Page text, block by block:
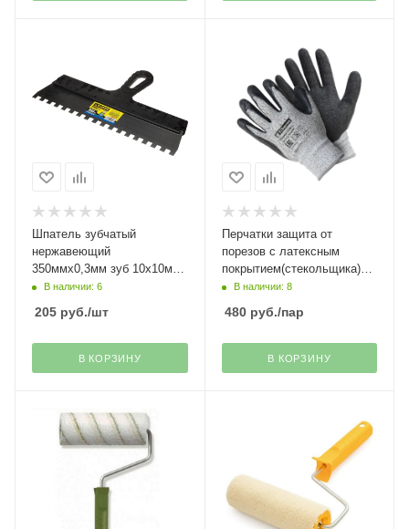
Шпатель зубчатый
нержавеющий
350ммх0,3мм зуб 10х10мм
Stayer
В наличии: 6
205 руб./шт
В КОРЗИНУ
Перчатки защита от
порезов с латексным
покрытием(стекольщика)
Гранит Fiberon
В наличии: 8
480руб./пар
В КОРЗИНУ